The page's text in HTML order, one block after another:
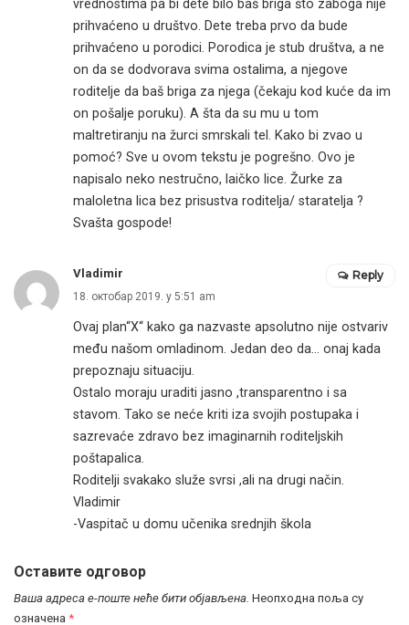
vrednostima pa bi dete bilo baš briga što zaboga nije
prihvaćeno u društvo. Dete treba prvo da bude
prihvaćeno u porodici. Porodica je stub društva, a ne
on da se dodvorava svima ostalima, a njegove
roditelje da baš briga za njega (čekaju kod kuće da im
on pošalje poruku). A šta da su mu u tom
maltretiranju na žurci smrskali tel. Kako bi zvao u
pomoć? Sve u ovom tekstu je pogrešno. Ovo je
napisalo neko nestručno, laičko lice. Žurke za
maloletna lica bez prisustva roditelja/ staratelja ?
Svašta gospode!
Vladimir
18. октобар 2019. у 5:51 am
Ovaj plan“X“ kako ga nazvaste apsolutno nije ostvariv
među našom omladinom. Jedan deo da… onaj kada
prepoznaju situaciju.
Ostalo moraju uraditi jasno ,transparentno i sa
stavom. Tako se neće kriti iza svojih postupaka i
sazrevaće zdravo bez imaginarnih roditeljskih
poštapalica.
Roditelji svakako služe svrsi ,ali na drugi način.
Vladimir
-Vaspitač u domu učenika srednjih škola
Reply
Оставите одговор
Ваша адреса е-поште неће бити објављена. Неопходна поља су
означена *